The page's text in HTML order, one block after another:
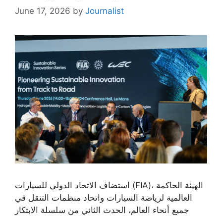
June 17, 2026 by Journalist
استضاف الاتحاد الدولي للسيارات (FIA)، الهيئة الحاكمة
العالمية لرياضة السيارات واتحاد منظمات التنقل في
جميع أنحاء العالم، الحدث الثاني من سلسلة الابتكار